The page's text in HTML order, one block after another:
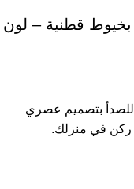
بخيوط قطنية – لون
للصدأ بتصميم عصري
ركن في منزلك.